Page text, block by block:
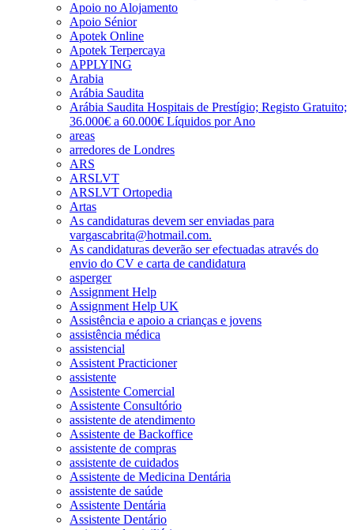
Apoio no Alojamento
Apoio Sénior
Apotek Online
Apotek Terpercaya
APPLYING
Arabia
Arábia Saudita
Arábia Saudita Hospitais de Prestígio; Registo Gratuito;
36.000€ a 60.000€ Líquidos por Ano
areas
arredores de Londres
ARS
ARSLVT
ARSLVT Ortopedia
Artas
As candidaturas devem ser enviadas para
vargascabrita@hotmail.com.
As candidaturas deverão ser efectuadas através do
envio do CV e carta de candidatura
asperger
Assignment Help
Assignment Help UK
Assistência e apoio a crianças e jovens
assistência médica
assistencial
Assistent Practicioner
assistente
Assistente Comercial
Assistente Consultório
assistente de atendimento
Assistente de Backoffice
assistente de compras
assistente de cuidados
Assistente de Medicina Dentária
assistente de saúde
Assistente Dentária
Assistente Dentário